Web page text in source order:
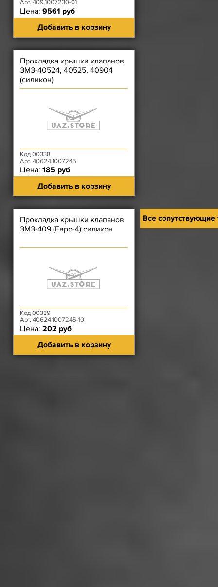
Арт. 409.1007230-01
Цена: 9561 руб
Добавить в корзину
Прокладка крышки клапанов
ЗМЗ-40524, 40525, 40904
(силикон)
Код 00338
Арт. 40624.1007245
Цена: 185 руб
Добавить в корзину
Прокладка крышки клапанов
ЗМЗ-409 (Евро-4) силикон
Код 00339
Арт. 40624.1007245-10
Цена: 202 руб
Добавить в корзину
Все сопутствующие